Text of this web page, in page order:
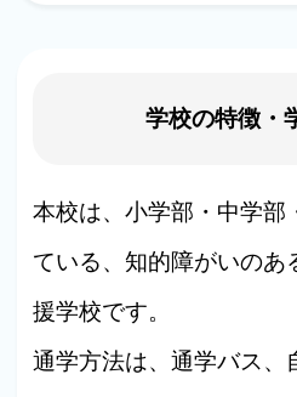
学校の特徴・
本校は、小学部・中学部
ている、知的障がいのあ
援学校です。
通学方法は、通学バス、